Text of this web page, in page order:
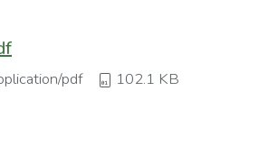
pdf 102.1 KB